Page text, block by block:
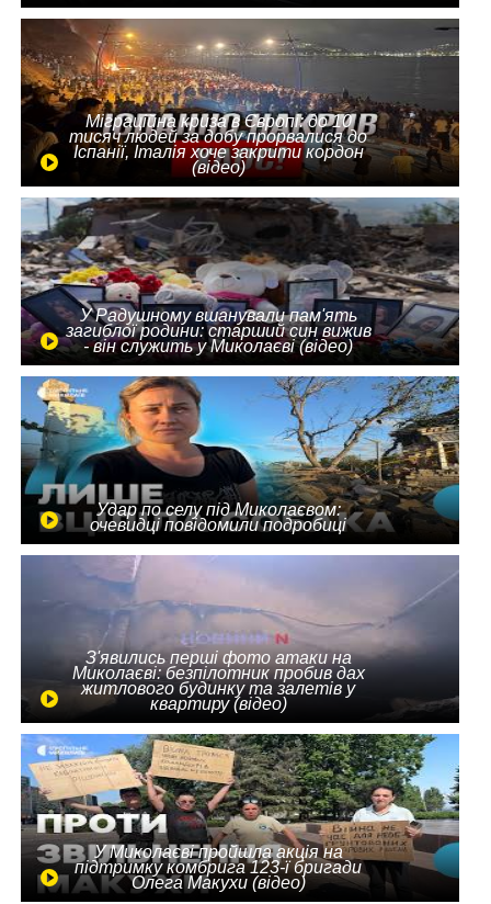
Міграційна криза в Європі: до 10
тисяч людей за добу прорвалися до
Іспанії, Італія хоче закрити кордон
(відео)
У Радушному вшанували пам'ять
загиблої родини: старший син вижив
- він служить у Миколаєві (відео)
Удар по селу під Миколаєвом:
очевидці повідомили подробиці
З'явились перші фото атаки на
Миколаєві: безпілотник пробив дах
житлового будинку та залетів у
квартиру (відео)
У Миколаєві пройшла акція на
підтримку комбрига 123-ї бригади
Олега Макухи (відео)